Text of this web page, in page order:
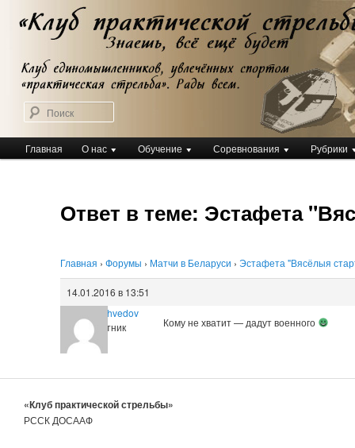
Перейти
основному
содержимому
Клуб практической стрельбы
Клуб практической стрельбы
Главное
меню
Главная О нас Обучение Соревнования Рубрики
Ответ в теме: Эстафета
Главная › Форумы › Матчи в Беларуси › Эстафета "Вясёлыя
14.01.2016 в 13:51
Vladimir Shvedov
Участник
Кому не хватит — дадут военного
«Клуб практической стрельбы»
РССК ДОСААФ